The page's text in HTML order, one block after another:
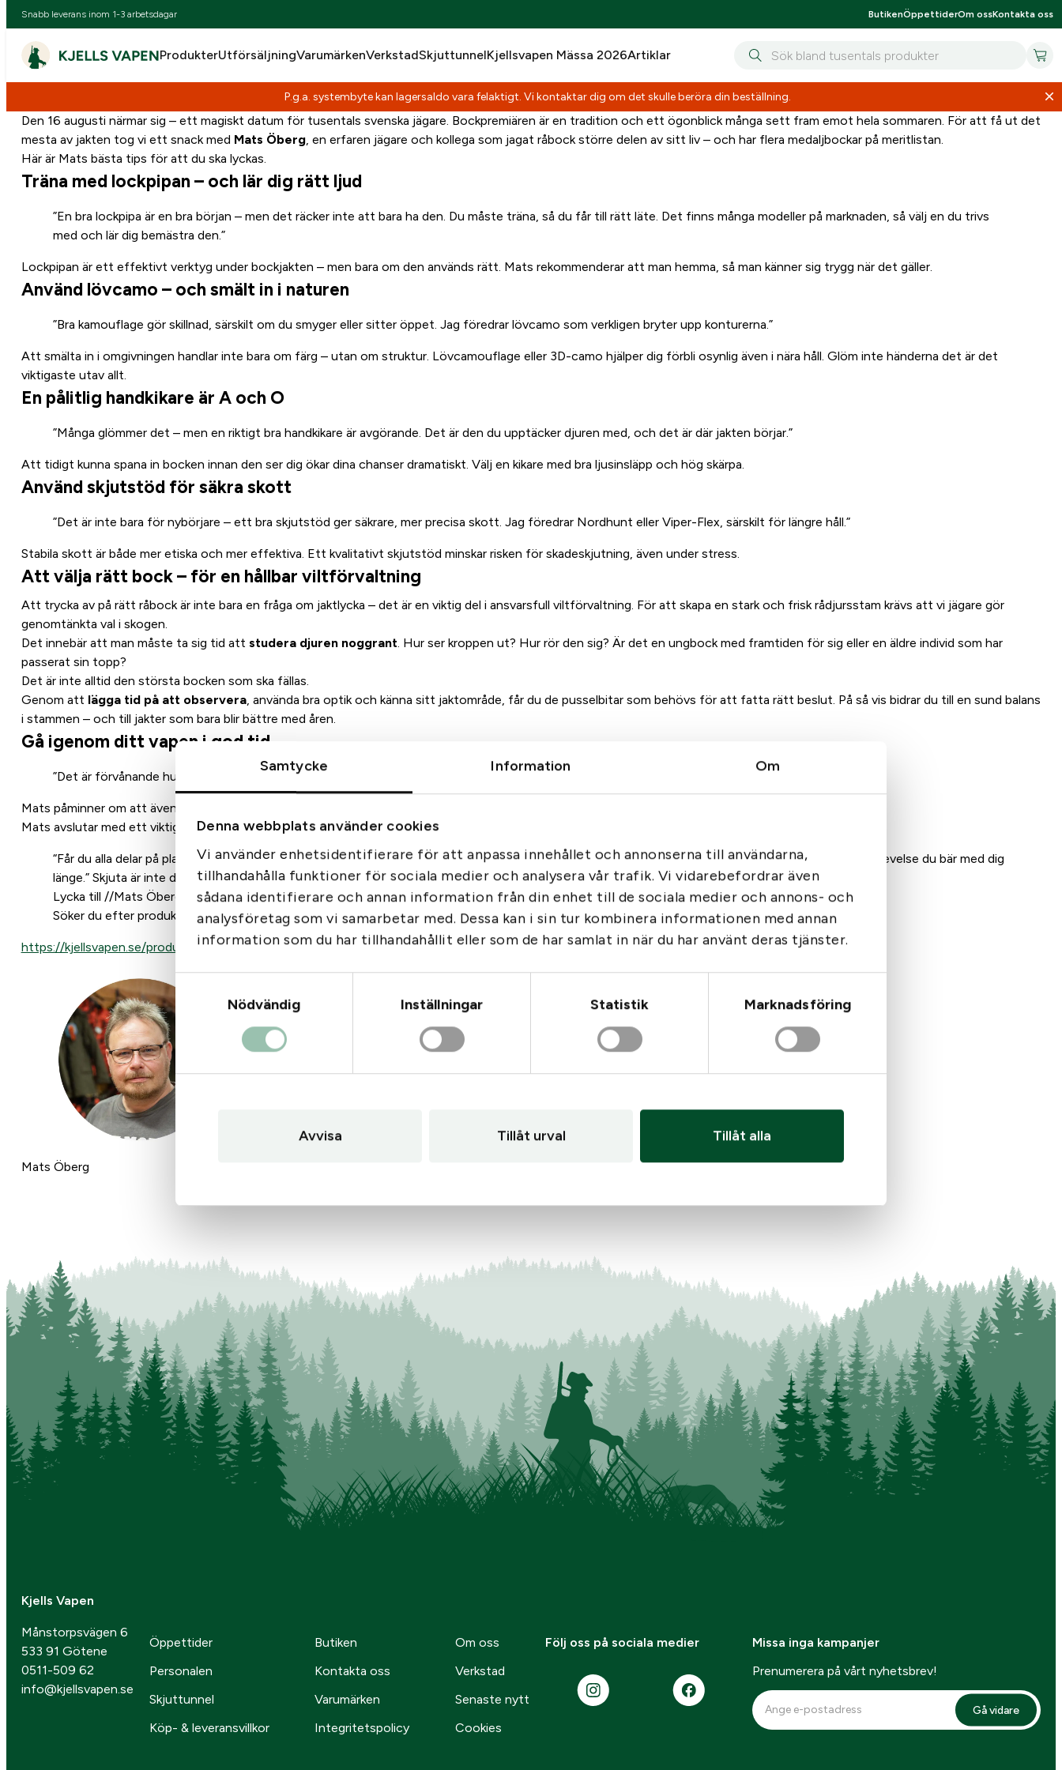
Samtycke Information Om
Denna webbplats använder cookies
Vi använder enhetsidentifierare för att anpassa innehållet och annonserna till användarna,
tillhandahålla funktioner för sociala medier och analysera vår trafik. Vi vidarebefordrar även
sådana identifierare och annan information från din enhet till de sociala medier och annons- och
analysföretag som vi samarbetar med. Dessa kan i sin tur kombinera informationen med annan
information som du har tillhandahållit eller som de har samlat in när du har använt deras tjänster.
Samtyckesval
Nödvändig
Inställningar Statistik Marknadsföring
Avvisa Tillåt urval Tillåt alla
Hoppa
innehåll
Snabb leverans inom 1-3 arbetsdagar ButikenÖppettiderOm ossKontakta oss
ProdukterUtförsäljningVarumärkenVerkstadSkjuttunnelKjellsvapen Mässa 2026Artiklar
P.g.a. systembyte kan lagersaldo vara felaktigt. Vi kontaktar dig om det skulle beröra din beställning.
Den 16 augusti närmar sig – ett magiskt datum för tusentals svenska jägare. Bockpremiären är en tradition och ett ögonblick många sett fram emot hela sommaren. För att få ut det
mesta av jakten tog vi ett snack med Mats Öberg, en erfaren jägare och kollega som jagat råbock större delen av sitt liv – och har flera medaljbockar på meritlistan.
Här är Mats bästa tips för att du ska lyckas.
Träna med lockpipan – och lär dig rätt ljud
”En bra lockpipa är en bra början – men det räcker inte att bara ha den. Du måste träna, så du får till rätt läte. Det finns många modeller på marknaden, så välj en du trivs
med och lär dig bemästra den.”
Lockpipan är ett effektivt verktyg under bockjakten – men bara om den används rätt. Mats rekommenderar att man hemma, så man känner sig trygg när det gäller.
Använd lövcamo – och smält in i naturen
”Bra kamouflage gör skillnad, särskilt om du smyger eller sitter öppet. Jag föredrar lövcamo som verkligen bryter upp konturerna.”
Att smälta in i omgivningen handlar inte bara om färg – utan om struktur. Lövcamouflage eller 3D-camo hjälper dig förbli osynlig även i nära håll. Glöm inte händerna det är det
viktigaste utav allt.
En pålitlig handkikare är A och O
”Många glömmer det – men en riktigt bra handkikare är avgörande. Det är den du upptäcker djuren med, och det är där jakten börjar.”
Att tidigt kunna spana in bocken innan den ser dig ökar dina chanser dramatiskt. Välj en kikare med bra ljusinsläpp och hög skärpa.
Använd skjutstöd för säkra skott
”Det är inte bara för nybörjare – ett bra skjutstöd ger säkrare, mer precisa skott. Jag föredrar Nordhunt eller Viper-Flex, särskilt för längre håll.”
Stabila skott är både mer etiska och mer effektiva. Ett kvalitativt skjutstöd minskar risken för skadeskjutning, även under stress.
Att välja rätt bock – för en hållbar viltförvaltning
Att trycka av på rätt råbock är inte bara en fråga om jaktlycka – det är en viktig del i ansvarsfull viltförvaltning. För att skapa en stark och frisk rådjursstam krävs att vi jägare gör
genomtänkta val i skogen.
Det innebär att man måste ta sig tid att studera djuren noggrant. Hur ser kroppen ut? Hur rör den sig? Är det en ungbock med framtiden för sig eller en äldre individ som har
passerat sin topp?
Det är inte alltid den största bocken som ska fällas.
Genom att lägga tid på att observera, använda bra optik och känna sitt jaktområde, får du de pusselbitar som behövs för att fatta rätt beslut. På så vis bidrar du till en sund balans
i stammen – och till jakter som bara blir bättre med åren.
Gå igenom ditt vapen i god tid
”Det är förvånande hur många som tar fram bössan dagen innan. Se till att den är väl inskjuten och fungerar som den ska – det kan avgöra allt.”
Mats påminner om att även små justeringar kan göra stor skillnad. Ett snabbt vapenkoll i god tid före premiären är en investering i en lyckad jakt.
Mats avslutar med ett viktigt perspektiv:
“Får du alla delar på plats – lockpipan, camot, kikaren, stödet och vapnet – då är chansen stor att det inte bara blir en lyckad jakt, utan också en upplevelse du bär med dig
länge.” Skjuta är inte det viktigaste utan upplevelsen”
Lycka till //Mats Öberg
Söker du efter produkter till din bock jakt så tryck på länken så kommer du till sidan som är anpassad för bockjakt.
https://kjellsvapen.se/produkt-kategori/jaktformer/bockjakt
Mats Öberg
Kjells Vapen
Månstorpsvägen 6
533 91 Götene
0511-509 62
info@kjellsvapen.se
Öppettider Butiken
Om oss
Personalen
Kontakta oss
Verkstad
Skjuttunnel
Varumärken
Senaste nytt
Köp- & leveransvillkor
Integritetspolicy Cookies
Följ oss på sociala medier
Missa inga kampanjer
Prenumerera på vårt nyhetsbrev!
Gå vidare